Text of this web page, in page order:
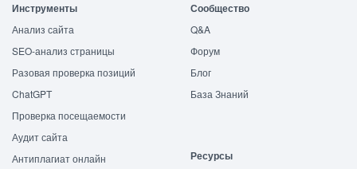
Инструменты
Анализ сайта
SEO-анализ страницы
Разовая проверка позиций
ChatGPT
Проверка посещаемости
Аудит сайта
Антиплагиат онлайн
Сообщество
Q&A
Форум
Блог
База Знаний
Ресурсы